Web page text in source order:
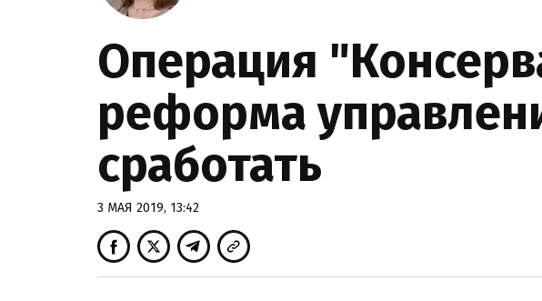
Операция
реформа
сработать
3 МАЯ 2019, 13:42